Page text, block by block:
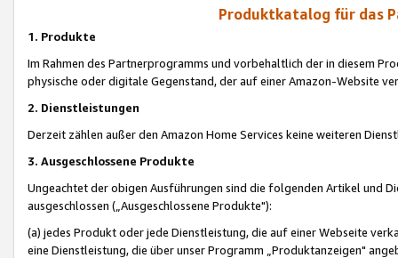
Produktkatalog für das
1. Produkte
Im Rahmen des Partnerprogramms und vorbehaltlich der in diesem
physische oder digitale Gegenstand, der auf einer Amazon-Website
2. Dienstleistungen
Derzeit zählen außer den Amazon Home Services keine weiteren
3. Ausgeschlossene Produkte
Ungeachtet der obigen Ausführungen sind die folgenden Artikel und
ausgeschlossen („Ausgeschlossene Produkte"):
(a) jedes Produkt oder jede Dienstleistung, die auf einer Webseite
eine Dienstleistung, die über unser Programm „Produktanzeigen"